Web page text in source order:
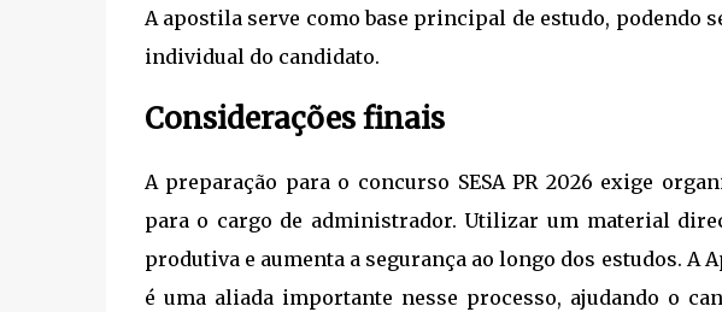
A apostila serve como base principal de estudo, podendo
individual do candidato.
Considerações finais
A preparação para o concurso SESA PR 2026 exige
para o cargo de administrador. Utilizar um material
produtiva e aumenta a segurança ao longo dos estudos. A
é uma aliada importante nesse processo, ajudando o